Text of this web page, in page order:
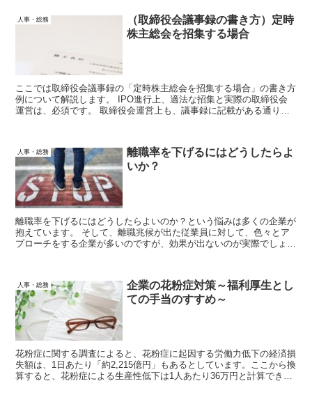
人事・総務
（取締役会議事録の書き方）定時
株主総会を招集する場合
ここでは取締役会議事録の「定時株主総会を招集する場合」の書き方
例について解説します。 IPO進行上、適法な招集と実際の取締役会
運営は、必須です。 取締役会運営上も、議事録に記載がある通りに
人事・総務
離職率を下げるにはどうしたらよ
いか？
離職率を下げるにはどうしたらよいのか？という悩みは多くの企業が
抱えています。 そして、離職兆候が出た従業員に対して、色々とア
プローチをする企業が多いのですが、効果が出ないのが実際でしょ
人事・総務
企業の花粉症対策～福利厚生とし
ての手当のすすめ～
花粉症に関する調査によると、花粉症に起因する労働力低下の経済損
失額は、1日あたり「約2,215億円」もあるとしています。ここから換
算すると、花粉症による生産性低下は1人あたり36万円と計算できま